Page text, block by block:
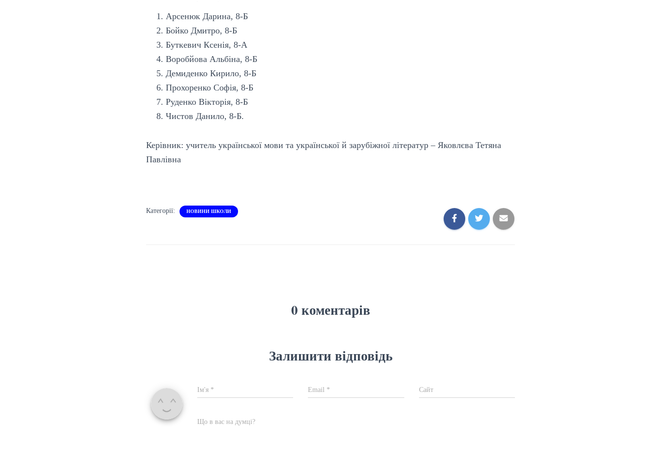
Арсенюк Дарина, 8-Б
Бойко Дмитро, 8-Б
Буткевич Ксенія, 8-А
Воробйова Альбіна, 8-Б
Демиденко Кирило, 8-Б
Прохоренко Софія, 8-Б
Руденко Вікторія, 8-Б
Чистов Данило, 8-Б.
Керівник: учитель української мови та української й зарубіжної літератур – Яковлєва Тетяна
Павлівна
Категорії: НОВИНИ ШКОЛИ
0 коментарів
Залишити відповідь
Ім'я * Email * Сайт
Що в вас на думці?